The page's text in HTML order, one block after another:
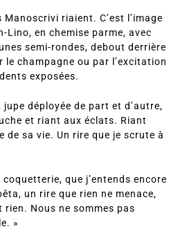
riaient. C’est l’image
Lino, en chemise parme, avec
semi-rondes, debout derrière
le champagne ou par l’excitation
exposées.
déployée de part et d’autre,
et riant aux éclats. Riant
de sa vie. Un rire que je scrute à
que j’entends encore
un rire que rien ne menace,
rien. Nous ne sommes pas
»